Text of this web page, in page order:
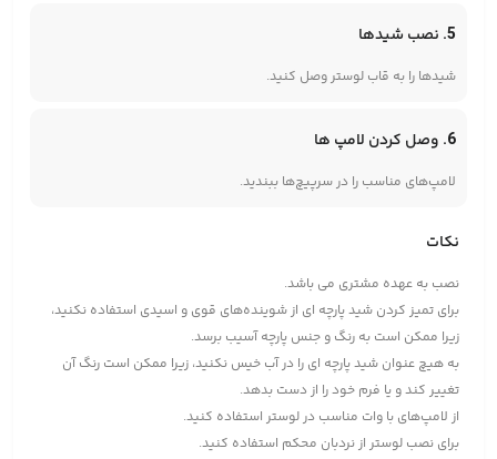
5. نصب شیدها
شیدها را به قاب لوستر وصل کنید.
6. وصل کردن لامپ ها
لامپ‌های مناسب را در سرپیچ‌ها ببندید.
نکات
نصب به عهده مشتری می باشد.
برای تمیز کردن شید پارچه ای از شوینده‌های قوی و اسیدی استفاده نکنید،
زیرا ممکن است به رنگ و جنس پارچه آسیب برسد.
به هیچ عنوان شید پارچه ای را در آب خیس نکنید، زیرا ممکن است رنگ آن
تغییر کند و یا فرم خود را از دست بدهد.
از لامپ‌های با وات مناسب در لوستر استفاده کنید.
برای نصب لوستر از نردبان محکم استفاده کنید.